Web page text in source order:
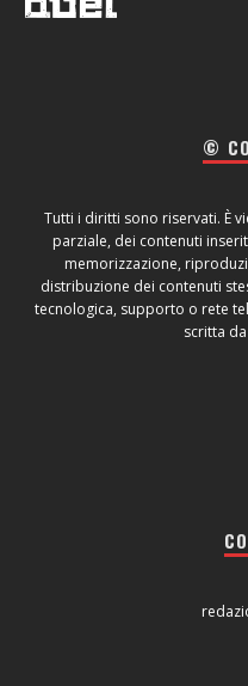
©
Tutti i diritti sono riservati. È
parziale, dei contenuti
memorizzazione,
distribuzione dei contenuti
tecnologica, supporto o rete
scritta